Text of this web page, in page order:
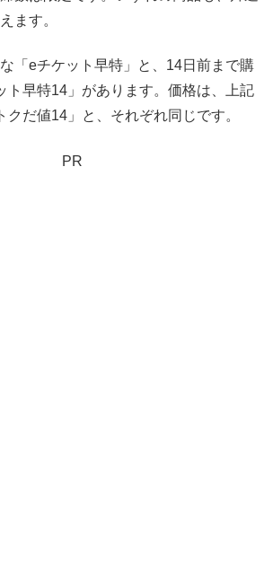
ます。
「eチケット早特」と、14日前まで購
ト早特14」があります。価格は、上記
クだ値14」と、それぞれ同じです。
PR